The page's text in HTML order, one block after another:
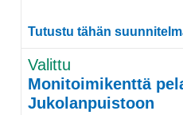
Tutustu tähän
Valittu
Monitoimikenttä
Jukolanpuistoon